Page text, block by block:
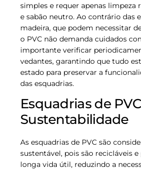
simples e requer apenas limpeza
e sabão neutro. Ao contrário das
madeira, que podem necessitar
o PVC não demanda cuidados
importante verificar
vedantes, garantindo que tudo
estado para preservar a
das esquadrias.
Esquadrias de
Sustentabilidade
As esquadrias de PVC são
sustentável, pois são recicláveis
longa vida útil, reduzindo a